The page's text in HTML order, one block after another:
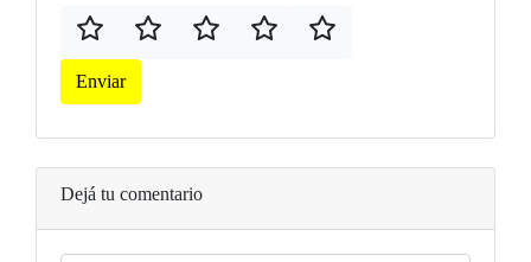
Enviar
Dejá tu comentario